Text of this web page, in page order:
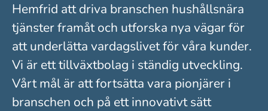
Hemfrid att driva branschen hushållsnära
tjänster framåt och utforska nya vägar för
att underlätta vardagslivet för våra kunder.
Vi är ett tillväxtbolag i ständig utveckling.
Vårt mål är att fortsätta vara pionjärer i
branschen och på ett innovativt sätt